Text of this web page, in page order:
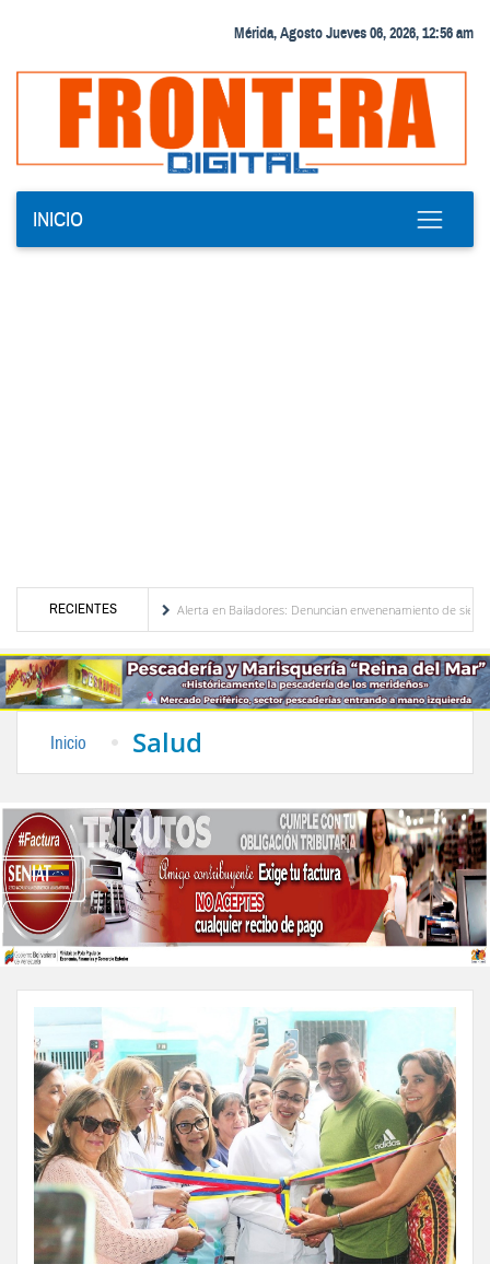
Mérida, Agosto Jueves 06, 2026, 12:56 am
INICIO
RECIENTESAlerta en Bailadores: Denuncian envenenamiento de siete mascotas en
Inicio Salud